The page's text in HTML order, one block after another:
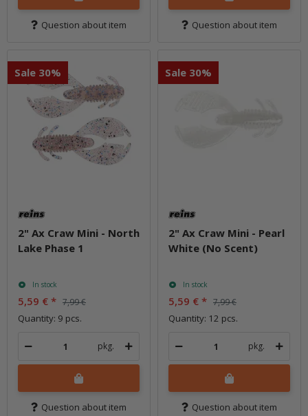
Question about item Question about item
Sale 30%
2" Ax Craw Mini - North
Lake Phase 1
In stock
5,59 € * 7,99 €
Quantity: 9 pcs.
pkg.
Question about item
Sale 30%
2" Ax Craw Mini - Pearl
White (No Scent)
In stock
5,59 € * 7,99 €
Quantity: 12 pcs.
pkg.
Question about item